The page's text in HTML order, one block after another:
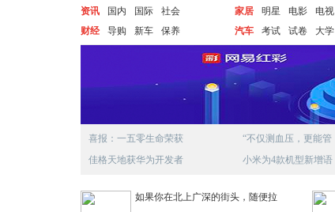
资讯 国内 国际
社会
财经
导购 新车 保养
家居 明星 电影
电视
汽车
考试 试卷 大学
喜报：一五零生命荣获
佳格天地获华为开发者
“不仅测血压，更能管
小米为4款机型新增语
如果你在北上广深的街头，随便拉